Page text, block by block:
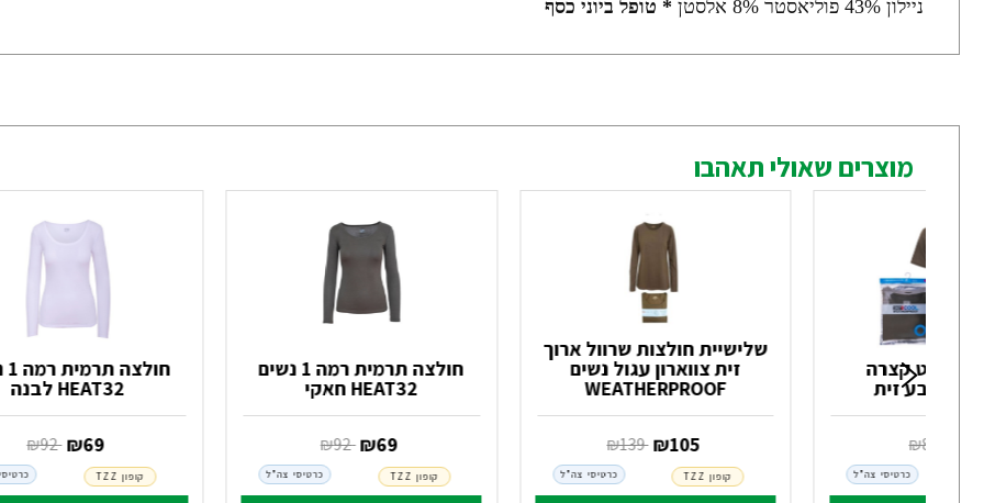
ניילון 43% פוליאסטר 8% אלסטן
* טופל ביוני כסף
מוצרים שאולי תאהבו
קצרה
80
כרטיסי צה"ל
שלישיית חולצות שרוול ארוך
זית צווארון עגול נשים
WEATHERPROOF
‏ ₪
139 105
כרטיסי צה"ל קופון TZZ
חולצה תרמית רמה 1 נשים
HEAT32 חאקי
‏ ₪
92 69
כרטיסי צה"ל קופון TZZ
HEAT32 לבנה
‏ ₪
92 69
קופון TZZ